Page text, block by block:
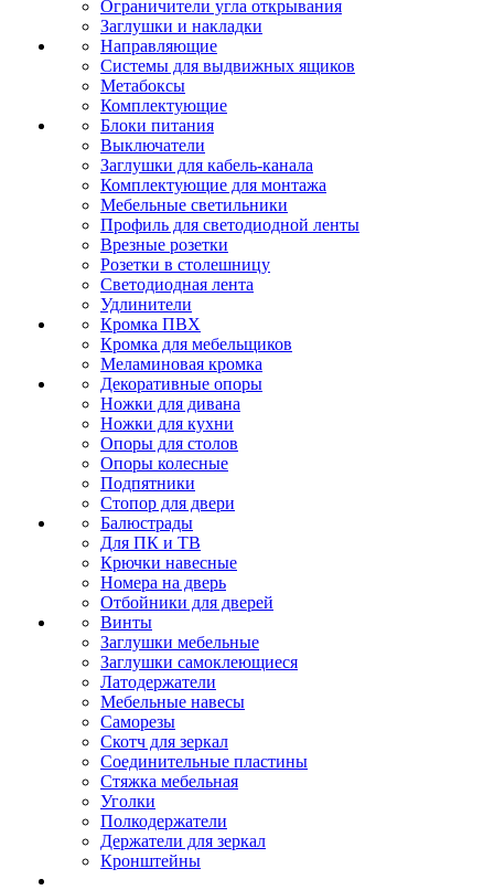
Ограничители угла открывания
Заглушки и накладки
Направляющие
Системы для выдвижных ящиков
Метабоксы
Комплектующие
Блоки питания
Выключатели
Заглушки для кабель-канала
Комплектующие для монтажа
Мебельные светильники
Профиль для светодиодной ленты
Врезные розетки
Розетки в столешницу
Светодиодная лента
Удлинители
Кромка ПВХ
Кромка для мебельщиков
Меламиновая кромка
Декоративные опоры
Ножки для дивана
Ножки для кухни
Опоры для столов
Опоры колесные
Подпятники
Стопор для двери
Балюстрады
Для ПК и ТВ
Крючки навесные
Номера на дверь
Отбойники для дверей
Винты
Заглушки мебельные
Заглушки самоклеющиеся
Латодержатели
Мебельные навесы
Саморезы
Скотч для зеркал
Соединительные пластины
Стяжка мебельная
Уголки
Полкодержатели
Держатели для зеркал
Кронштейны